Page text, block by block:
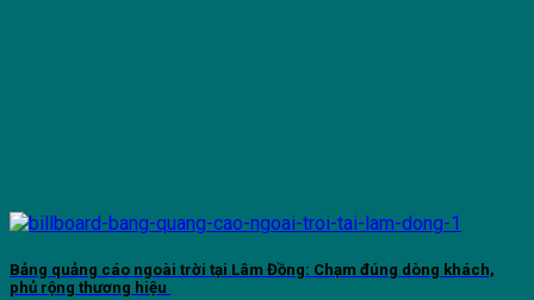
Bảng quảng cáo ngoài trời tại Lâm Đồng: Chạm đúng dòng khách,
phủ rộng thương hiệu